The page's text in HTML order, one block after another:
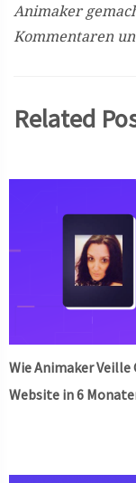
Animaker
Kommentaren
Related
Wie Animaker
Website in 6